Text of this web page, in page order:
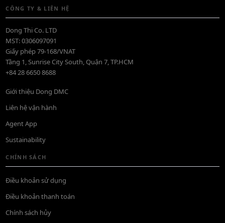
CÔNG TY & LIÊN HỆ
Dong Thi Co. LTD
MST: 0306097091
Giấy phép 79-168/VNAT
Tầng 1, Sunrise City South, Quận 7, TP.HCM
+84 28 6650 8688
Giới thiệu Dong DMC
Liên hệ vận hành
Agent App
Sustainability
CHÍNH SÁCH
Điều khoản sử dụng
Điều khoản thanh toán
Chính sách hủy